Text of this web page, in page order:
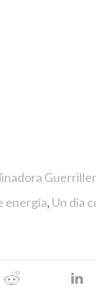
energía, Un día